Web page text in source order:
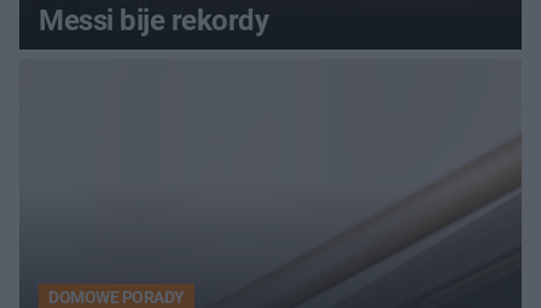
Messi bije rekordy
DOMOWE PORADY